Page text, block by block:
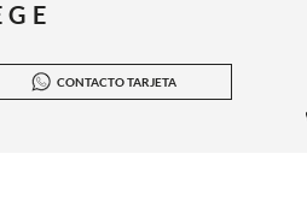
CONTACTO TARJETA